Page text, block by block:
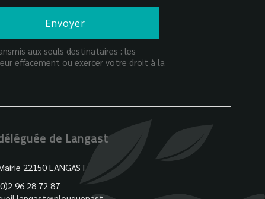
aux seuls destinataires : les
effacement ou exercer votre droit à la
de Langast
22150 LANGAST
96 28 72 87